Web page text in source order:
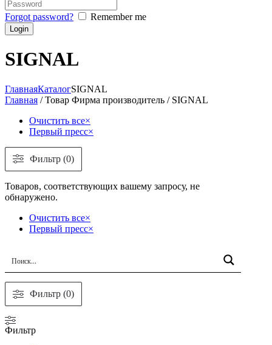
Forgot password? Remember me
SIGNAL
ГлавнаяКаталогSIGNAL
Главная / Товар Фирма производитель / SIGNAL
Очистить все×
Первый пресс×
Фильтр (0)
Товаров, соответствующих вашему запросу, не
обнаружено.
Очистить все×
Первый пресс×
Фильтр (0)
Фильтр